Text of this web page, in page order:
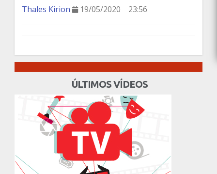
Thales Kirion 19/05/2020 23:56
ÚLTIMOS VÍDEOS